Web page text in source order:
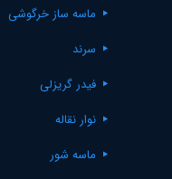
ماسه ساز خرگوشی
سرند
فیدر گریزلی
نوار نقاله
ماسه شور